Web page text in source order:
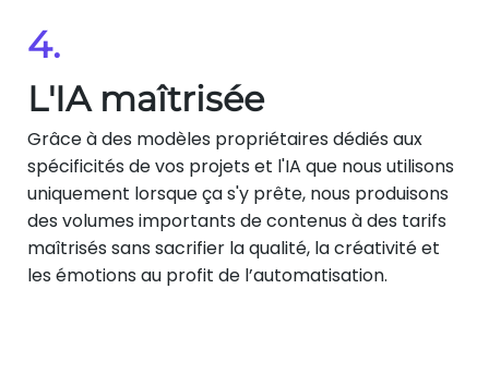
4.
L'IA maîtrisée
Grâce à des modèles propriétaires dédiés aux
spécificités de vos projets et l'IA que nous utilisons
uniquement lorsque ça s'y prête, nous produisons
des volumes importants de contenus à des tarifs
maîtrisés sans sacrifier la qualité, la créativité et
les émotions au profit de l’automatisation.